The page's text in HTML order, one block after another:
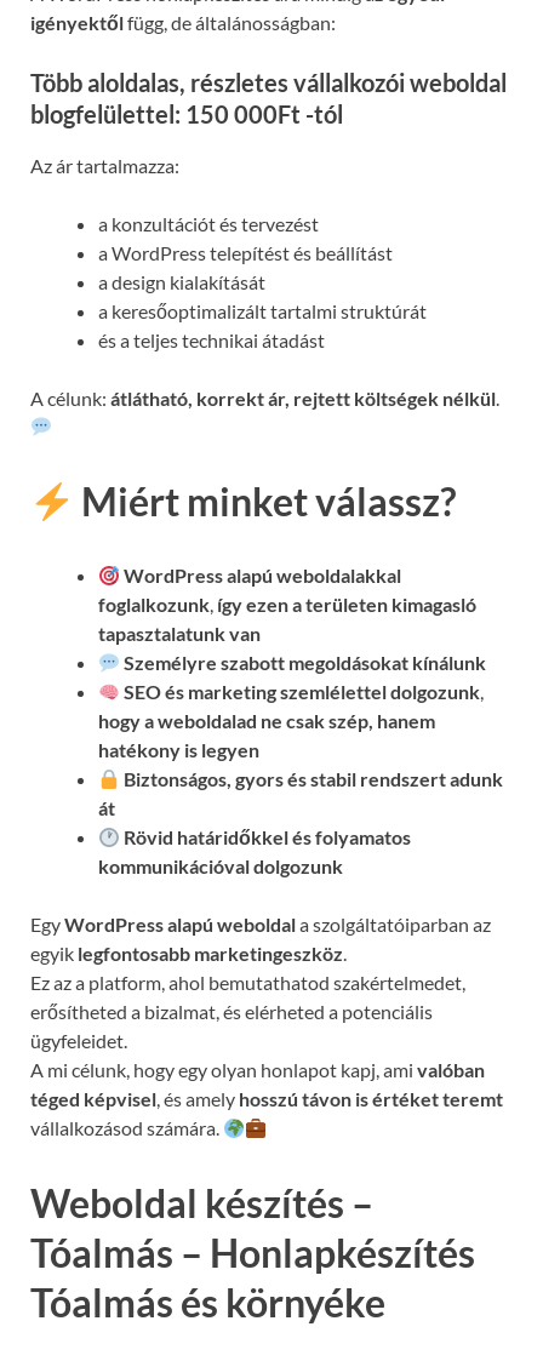
igényektőlfügg, de általánosságban:
Több aloldalas, részletes vállalkozói weboldal
blogfelülettel: 150 000Ft -tól
Az ár tartalmazza:
a konzultációt és tervezést
a WordPress telepítést és beállítást
a design kialakítását
a keresőoptimalizált tartalmi struktúrát
és a teljes technikai átadást
A célunk: átlátható, korrekt ár, rejtett költségek nélkül
Miért minket válassz?
WordPress alapú weboldalakkal
foglalkozunk, így ezen a területen kimagasló
tapasztalatunk van
Személyre szabott megoldásokat kínálunk
SEO és marketing szemlélettel dolgozunk,
hogy a weboldalad ne csak szép, hanem
hatékony is legyen
Biztonságos, gyors és stabil rendszert adunk
át
Rövid határidőkkel és folyamatos
kommunikációvaldolgozunk
EgyWordPress alapú weboldala szolgáltatóiparban az
egyik legfontosabb marketingeszköz.
Ez az a platform, ahol bemutathatod szakértelmedet,
erősítheted a bizalmat, és elérheted a potenciális
ügyfeleidet.
A mi célunk, hogy egy olyan honlapot kapj, ami valóban
téged képvisel, és amely hosszú távon is értéket teremt
vállalkozásod számára.
Weboldal készítés –
Tóalmás – Honlapkészítés
Tóalmás és környéke